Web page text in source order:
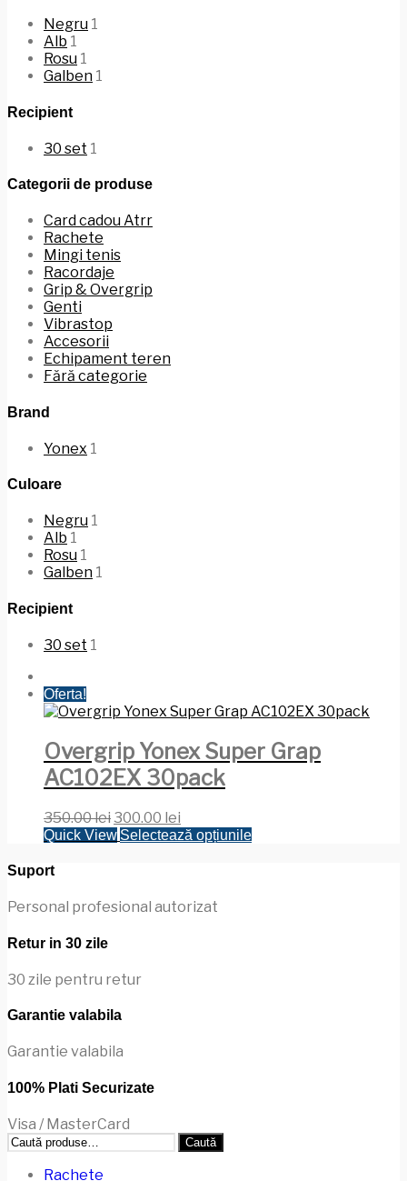
Negru 1
Alb 1
Rosu 1
Galben 1
Recipient
30 set 1
Categorii de produse
Card cadou Atrr
Rachete
Mingi tenis
Racordaje
Grip & Overgrip
Genti
Vibrastop
Accesorii
Echipament teren
Fără categorie
Brand
Yonex 1
Culoare
Negru 1
Alb 1
Rosu 1
Galben 1
Recipient
30 set 1
Oferta!
Overgrip Yonex Super Grap
AC102EX 30pack
350.00leiPrețul
inițial
300.00 lei
curent
Quick View Selectează opțiunileAcest
Suport
Personal profesional autorizat
Retur in 30 zile
30 zile pentru retur
Garantie valabila
Garantie valabila
100% Plati Securizate
Visa / MasterCard
Caută
după:
Caută
Rachete